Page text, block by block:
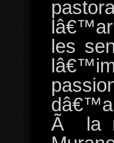
les
Ã la